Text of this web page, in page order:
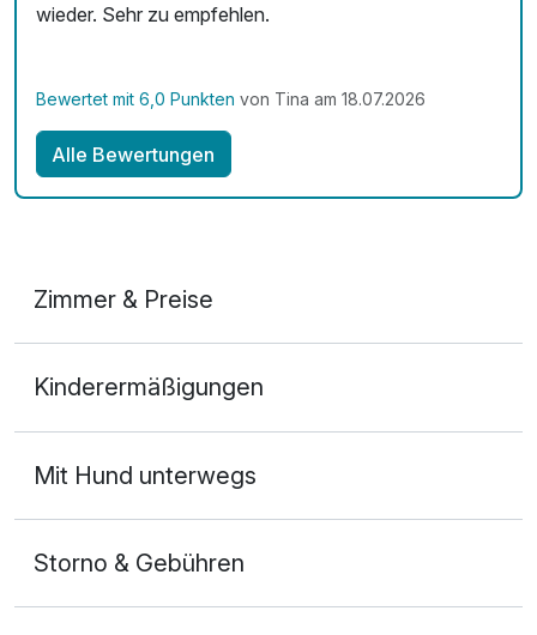
Mit Hotelbar
wieder. Sehr zu empfehlen.
Bewertet mit 6,0 Punkten von Tina am 18.07.2026
Alle Bewertungen
Zimmer & Preise
2 Erwachsene
Kinderermäßigungen
Mit Hund unterwegs
Storno & Gebühren